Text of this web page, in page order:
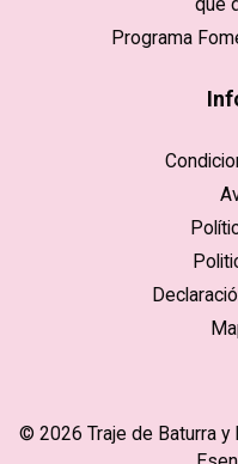
Programa
© 2026 Traje de Baturra y